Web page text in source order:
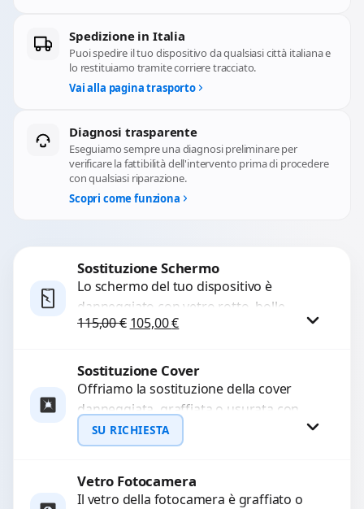
Spedizione in Italia
Puoi spedire il tuo dispositivo da qualsiasi città italiana e
lo restituiamo tramite corriere tracciato.
Vai alla pagina trasporto
Diagnosi trasparente
Eseguiamo sempre una diagnosi preliminare per
verificare la fattibilità dell'intervento prima di procedere
con qualsiasi riparazione.
Scopri come funziona
Sostituzione Schermo
Lo schermo del tuo dispositivo è
danneggiato con vetro rotto, bolle,
macchie, schermo nero o pixel morti?
115,00€ Il prezzo originale era: 115,00 €.
105,00€Il prezzo attuale è: 105,00 €.
Procedi
Sostituzione Cover
Offriamo la sostituzione della cover
danneggiata, graffiata o usurata con
ricambi di alta qualità e garantiti.
Ripristiniamo l’aspetto estetico e...
SU RICHIESTA
Richiedi Preventivo
Vetro Fotocamera
Il vetro della fotocamera è graffiato o